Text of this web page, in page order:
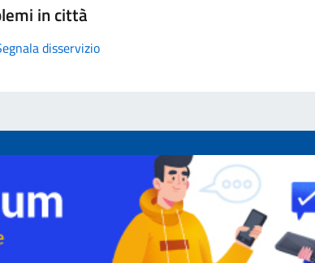
in città
disservizio